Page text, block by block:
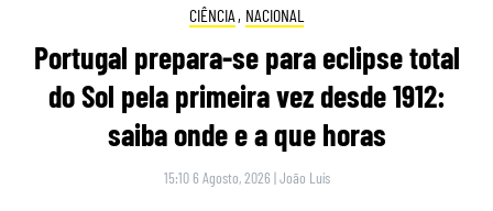
CIÊNCIA , NACIONAL
Portugal prepara-se para eclipse total
do Sol pela primeira vez desde 1912:
saiba onde e a que horas
15:10 6 Agosto, 2026 |João Luís